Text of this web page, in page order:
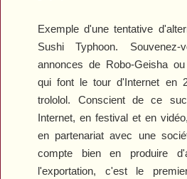
Exemple d'une tentative
Sushi Typhoon.
annonces de Robo-Geisha
qui font le tour d'Internet en
trololol. Conscient de ce
Internet, en festival et en
en partenariat avec une
compte bien en produire
l'exportation, c'est le